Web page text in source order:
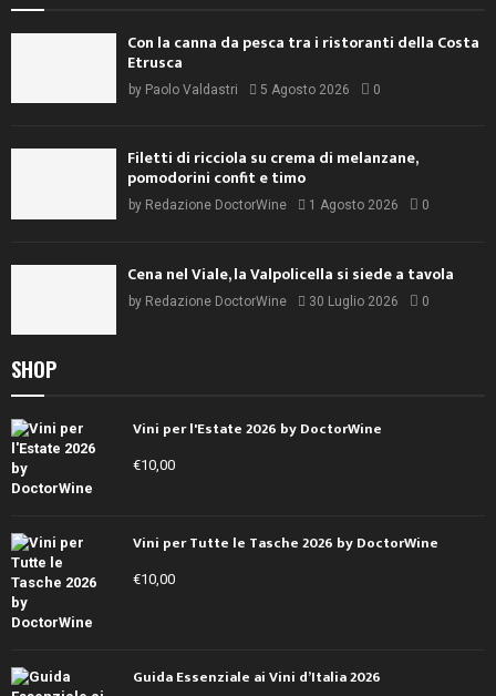
Con la canna da pesca tra i ristoranti della Costa
Etrusca
by Paolo Valdastri 5 Agosto 2026 0
Filetti di ricciola su crema di melanzane,
pomodorini confit e timo
by Redazione DoctorWine 1 Agosto 2026 0
Cena nel Viale, la Valpolicella si siede a tavola
by Redazione DoctorWine 30 Luglio 2026 0
SHOP
Vini per l'Estate 2026 by DoctorWine
€10,00
Vini per Tutte le Tasche 2026 by DoctorWine
€10,00
Guida Essenziale ai Vini d’Italia 2026